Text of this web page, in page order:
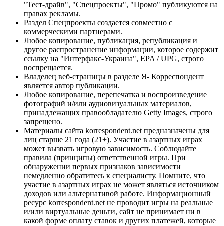
"Тест-драйв", "Спецпроекты", "Промо" публикуются на
правах рекламы.
Раздел Спецпроекты создается совместно с
коммерческими партнерами.
Любое копирование, публикация, републикация и
другое распространение информации, которое содержит
ссылку на "Интерфакс-Украина", EPA / UPG, строго
воспрещается.
Владелец веб-страницы в разделе Я- Корреспондент
является автор публикации.
Любое копирование, перепечатка и воспроизведение
фотографий и/или аудиовизуальных материалов,
принадлежащих правообладателю Getty Images, строго
запрещено.
Материалы сайта korrespondent.net предназначены для
лиц старше 21 года (21+). Участие в азартных играх
может вызвать игровую зависимость. Соблюдайте
правила (принципы) ответственной игры. При
обнаружении первых признаков зависимости
немедленно обратитесь к специалисту. Помните, что
участие в азартных играх не может являться источником
доходов или альтернативой работе. Информационный
ресурс korrespondent.net не проводит игры на реальные
и/или виртуальные деньги, сайт не принимает ни в
какой форме оплату ставок и других платежей, которые